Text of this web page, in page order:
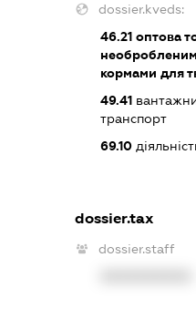
dossier.kveds:
46.21оптова
кормами для
49.41
транспорт
69.10
dossier.tax
dossier.staff